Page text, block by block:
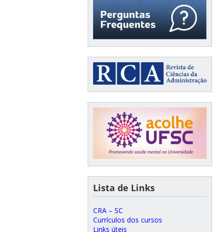
Lista de Links
CRA – SC
Currículos dos cursos
Links úteis